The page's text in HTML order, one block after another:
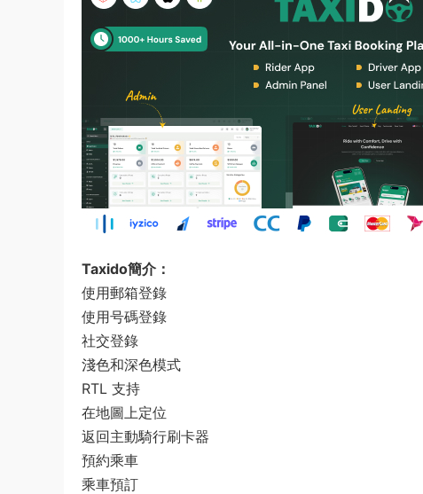
Taxido簡介：
使用郵箱登錄
使用号碼登錄
社交登錄
淺色和深色模式
RTL 支持
在地圖上定位
返回主動騎行刷卡器
預約乘車
乘車預訂